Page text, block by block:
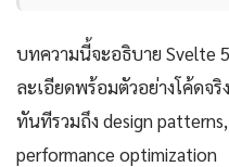
บทความนี้จะอธิบาย Svelte 5
ละเอียดพร้อมตัวอย่างโค้ดจ
ทันทีรวมถึง design
performance optimization